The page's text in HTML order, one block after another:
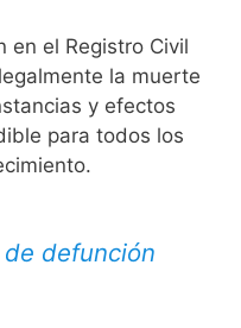
en el Registro Civil
la muerte
y efectos
para todos los
defunción